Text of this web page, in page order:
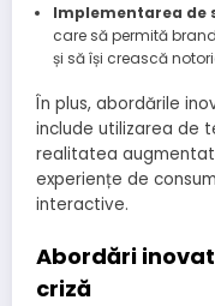
Implementarea de
care să permită
și să își crească
În plus, abordările
include utilizarea de
realitatea
experiențe de
interactive.
Abordări
criză